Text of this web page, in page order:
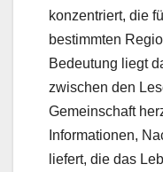
konzentriert, die
bestimmten
Bedeutung liegt
zwischen den
Gemeinschaft
Informationen,
liefert, die das